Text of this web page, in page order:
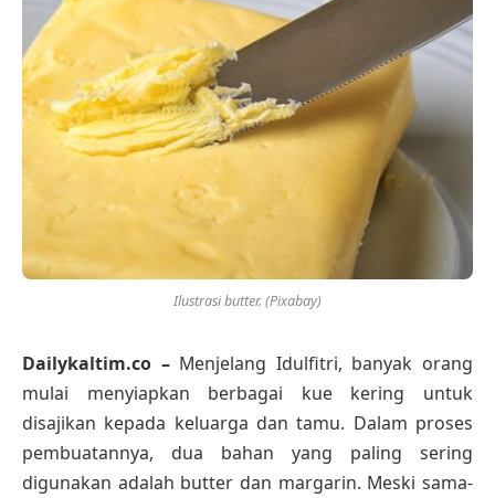
Ilustrasi butter. (Pixabay)
Dailykaltim.co – Menjelang Idulfitri, banyak orang
mulai menyiapkan berbagai kue kering untuk
disajikan kepada keluarga dan tamu. Dalam proses
pembuatannya, dua bahan yang paling sering
digunakan adalah butter dan margarin. Meski sama-